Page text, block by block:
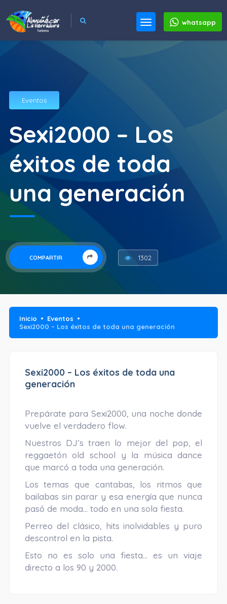
whatsapp
Eventos
Sexi2000 – Los
éxitos de toda
una generación
COMPARTIR 1302
Inicio
Eventos
Sexi2000 – Los éxitos de toda una generación
Sexi2000 – Los éxitos de toda una
generación
Prepárate para Sexi2000, una noche donde
vuelve el verdadero flow.
Nuestros DJ’s traen lo mejor del pop, el
reggaetón old school y la música dance
que marcó a toda una generación.
Los temas que cantabas, los ritmos que
bailabas sin parar y esa energía que nunca
pasó de moda… todo en una sola fiesta.
Perreo del clásico, hits inolvidables y puro
descontrol en la pista.
Esto no es solo una fiesta… es un viaje
directo a los 90 y 2000.